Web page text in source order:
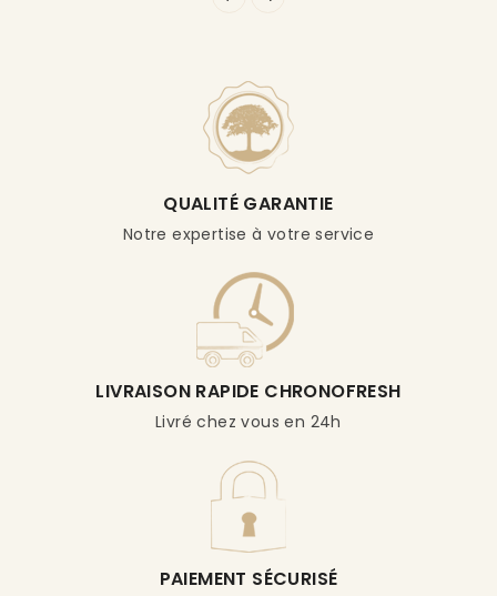
QUALITÉ GARANTIE
Notre expertise à votre service
LIVRAISON RAPIDE CHRONOFRESH
Livré chez vous en 24h
PAIEMENT SÉCURISÉ